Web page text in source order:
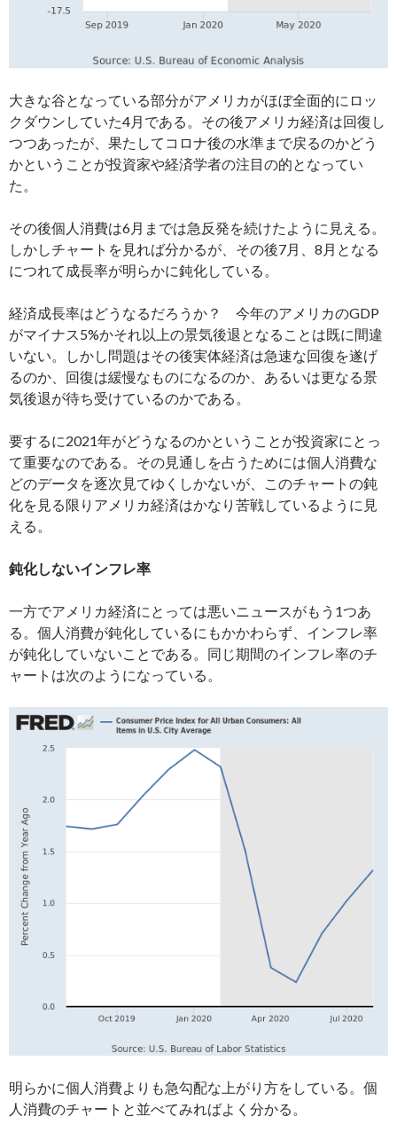
大きな谷となっている部分がアメリカがほぼ全面的にロッ
クダウンしていた4月である。その後アメリカ経済は回復し
つつあったが、果たしてコロナ後の水準まで戻るのかどう
かということが投資家や経済学者の注目の的となってい
た。
その後個人消費は6月までは急反発を続けたように見える。
しかしチャートを見れば分かるが、その後7月、8月となる
につれて成長率が明らかに鈍化している。
経済成長率はどうなるだろうか？ 今年のアメリカのGDP
がマイナス5%かそれ以上の景気後退となることは既に間違
いない。しかし問題はその後実体経済は急速な回復を遂げ
るのか、回復は緩慢なものになるのか、あるいは更なる景
気後退が待ち受けているのかである。
要するに2021年がどうなるのかということが投資家にとっ
て重要なのである。その見通しを占うためには個人消費な
どのデータを逐次見てゆくしかないが、このチャートの鈍
化を見る限りアメリカ経済はかなり苦戦しているように見
える。
鈍化しないインフレ率
一方でアメリカ経済にとっては悪いニュースがもう1つあ
る。個人消費が鈍化しているにもかかわらず、インフレ率
が鈍化していないことである。同じ期間のインフレ率のチ
ャートは次のようになっている。
明らかに個人消費よりも急勾配な上がり方をしている。個
人消費のチャートと並べてみればよく分かる。